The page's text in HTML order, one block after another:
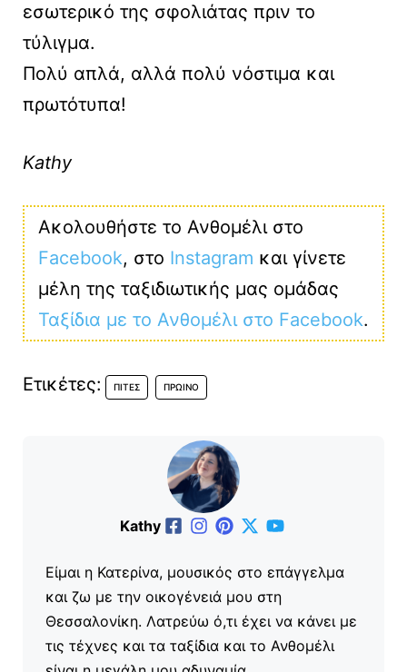
εσωτερικό της σφολιάτας πριν το
τύλιγμα.
Πολύ απλά, αλλά πολύ νόστιμα και
πρωτότυπα!
Kathy
Ακολουθήστε το Ανθομέλι στο
Facebook, στο Instagram και γίνετε
μέλη της ταξιδιωτικής μας ομάδας
Ταξίδια με το Ανθομέλι στο Facebook.
Ετικέτες: ΠΊΤΕΣ ΠΡΩΙΝΌ
Kathy
Είμαι η Κατερίνα, μουσικός στο επάγγελμα
και ζω με την οικογένειά μου στη
Θεσσαλονίκη. Λατρεύω ό,τι έχει να κάνει με
τις τέχνες και τα ταξίδια και το Ανθομέλι